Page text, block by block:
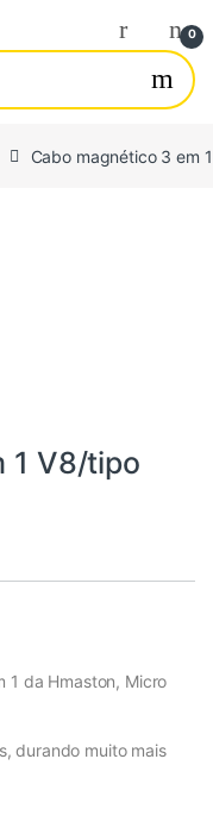
0
Cabo magnético 3 em
1 V8/tipo
1 da Hmaston, Micro
durando muito mais